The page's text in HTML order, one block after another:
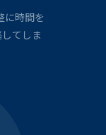
に時間を
てしま